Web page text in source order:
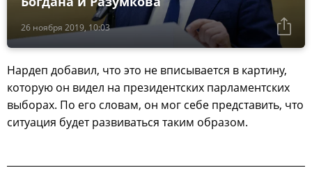
26 ноября 2019, 10:03
Нардеп добавил, что это не вписывается в картину,
которую он видел на президентских парламентских
выборах. По его словам, он мог себе представить, что
ситуация будет развиваться таким образом.